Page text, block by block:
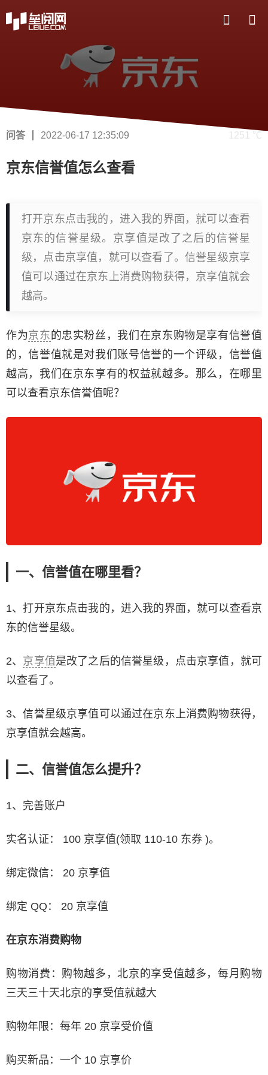
问答 2022-06-17 12:35:09 1251 ℃
京东信誉值怎么查看
打开京东点击我的，进入我的界面，就可以查看
京东的信誉星级。京享值是改了之后的信誉星
级，点击京享值，就可以查看了。信誉星级京享
值可以通过在京东上消费购物获得，京享值就会
越高。
作为京东 的忠实粉丝，我们在京东购物是享有信誉值
的，信誉值就是对我们账号信誉的一个评级，信誉值
越高，我们在京东享有的权益就越多。那么，在哪里
可以查看京东信誉值呢？
一、信誉值在哪里看？
1、打开京东点击我的，进入我的界面，就可以查看京
东的信誉星级。
2、 京享值是改了之后的信誉星级，点击京享值，就可
以查看了。
3、信誉星级京享值可以通过在京东上消费购物获得，
京享值就会越高。
二、信誉值怎么提升？
1、完善账户
实名认证： 100 京享值(领取 110-10 东券 )。
绑定微信： 20 京享值
绑定 QQ： 20 京享值
在京东消费购物
购物消费：购物越多，北京的享受值越多，每月购物
三天三十天北京的享受值就越大
购物年限：每年 20 京享受价值
购买新品：一个 10 京享价